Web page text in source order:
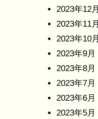
2023年12月
2023年11月
2023年10月
2023年9月
2023年8月
2023年7月
2023年6月
2023年5月